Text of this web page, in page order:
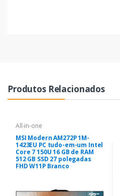
Produtos Relacionados
All-in-one
MSI Modern AM272P 1M-
1423EU PC tudo-em-um Intel
Core 7 150U 16 GB de RAM
512 GB SSD 27 polegadas
FHD W11P Branco